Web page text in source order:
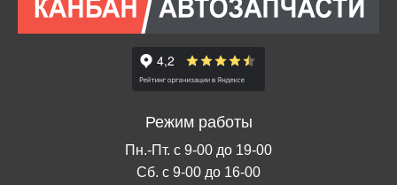
Режим работы
Пн.-Пт. с 9-00 до 19-00
Сб. с 9-00 до 16-00